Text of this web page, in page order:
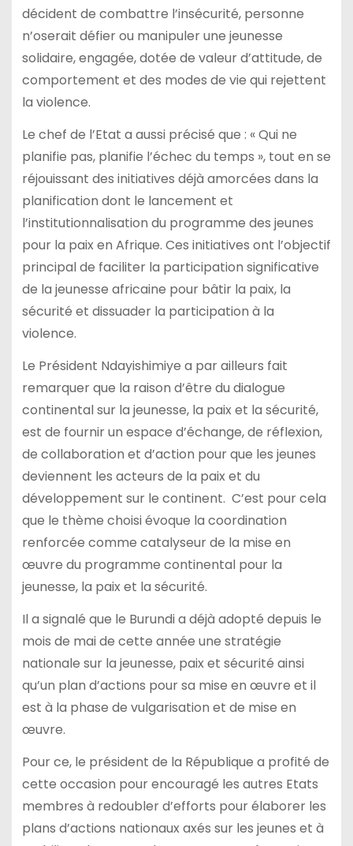
décident de combattre l’insécurité, personne
n’oserait défier ou manipuler une jeunesse
solidaire, engagée, dotée de valeur d’attitude, de
comportement et des modes de vie qui rejettent
la violence.
Le chef de l’Etat a aussi précisé que : « Qui ne
planifie pas, planifie l’échec du temps », tout en se
réjouissant des initiatives déjà amorcées dans la
planification dont le lancement et
l’institutionnalisation du programme des jeunes
pour la paix en Afrique. Ces initiatives ont l’objectif
principal de faciliter la participation significative
de la jeunesse africaine pour bâtir la paix, la
sécurité et dissuader la participation à la
violence.
Le Président Ndayishimiye a par ailleurs fait
remarquer que la raison d’être du dialogue
continental sur la jeunesse, la paix et la sécurité,
est de fournir un espace d’échange, de réflexion,
de collaboration et d’action pour que les jeunes
deviennent les acteurs de la paix et du
développement sur le continent. C’est pour cela
que le thème choisi évoque la coordination
renforcée comme catalyseur de la mise en
œuvre du programme continental pour la
jeunesse, la paix et la sécurité.
Il a signalé que le Burundi a déjà adopté depuis le
mois de mai de cette année une stratégie
nationale sur la jeunesse, paix et sécurité ainsi
qu’un plan d’actions pour sa mise en œuvre et il
est à la phase de vulgarisation et de mise en
œuvre.
Pour ce, le président de la République a profité de
cette occasion pour encouragé les autres Etats
membres à redoubler d’efforts pour élaborer les
plans d’actions nationaux axés sur les jeunes et à